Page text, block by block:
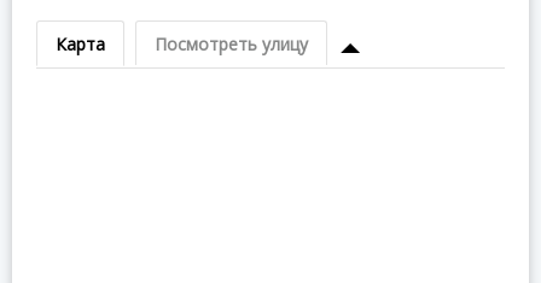
Карта Посмотреть улицу